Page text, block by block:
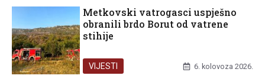
Metkovski vatrogasci uspješno
obranili brdo Borut od vatrene
stihije
VIJESTI 6. kolovoza 2026.